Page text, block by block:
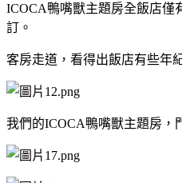
ICOCA鴨嘴獸主題房全飯店僅
訂。
客房走道，看得出飯店有些年
我們的ICOCA鴨嘴獸主題房，